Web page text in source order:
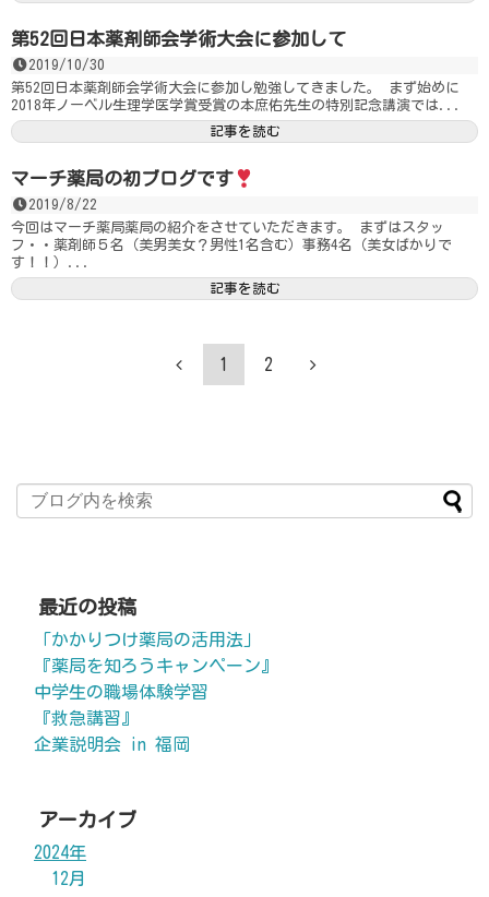
第52回日本薬剤師会学術大会に参加して
2019/10/30
第52回日本薬剤師会学術大会に参加し勉強してきました。 まず始めに
2018年ノーベル生理学医学賞受賞の本庶佑先生の特別記念講演では...
記事を読む
マーチ薬局の初ブログです
2019/8/22
今回はマーチ薬局薬局の紹介をさせていただきます。 まずはスタッ
フ・・薬剤師５名（美男美女？男性1名含む）事務4名（美女ばかりで
す！！）...
記事を読む
1 2
最近の投稿
「かかりつけ薬局の活用法」
『薬局を知ろうキャンペーン』
中学生の職場体験学習
『救急講習』
企業説明会 in 福岡
アーカイブ
2024年
12月